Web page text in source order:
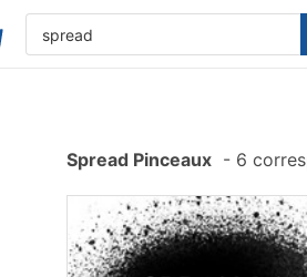
Spread Pinceaux - 6